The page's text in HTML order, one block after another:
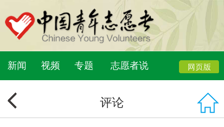
新闻 视频 专题 志愿者说
评论